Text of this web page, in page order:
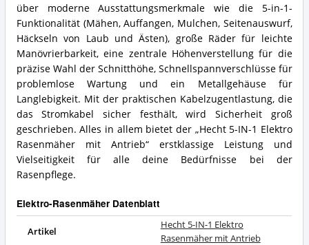
über moderne Ausstattungsmerkmale wie die 5-in-1-
Funktionalität (Mähen, Auffangen, Mulchen, Seitenauswurf,
Häckseln von Laub und Ästen), große Räder für leichte
Manövrierbarkeit, eine zentrale Höhenverstellung für die
präzise Wahl der Schnitthöhe, Schnellspannverschlüsse für
problemlose Wartung und ein Metallgehäuse für
Langlebigkeit. Mit der praktischen Kabelzugentlastung, die
das Stromkabel sicher festhält, wird Sicherheit groß
geschrieben. Alles in allem bietet der „Hecht 5-IN-1 Elektro
Rasenmäher mit Antrieb“ erstklassige Leistung und
Vielseitigkeit für alle deine Bedürfnisse bei der
Rasenpflege.
Elektro-Rasenmäher Datenblatt
Artikel
Hecht 5-IN-1 Elektro
Rasenmäher mit Antrieb